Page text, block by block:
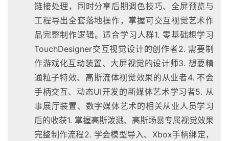
链接处理，同时分享后期调色技巧、全屏预览与
工程导出全套落地操作，掌握可交互视觉艺术作
品完整制作逻辑。适合学习人群1. 零基础想学习
TouchDesigner交互视觉设计的创作者2. 需要制
作游戏化互动装置、大屏视觉的设计师3. 想要精
通粒子特效、高斯流体视觉效果的从业者4. 不会
手柄交互、动态UI开发的新媒体艺术学习者5. 从
事展厅装置、数字媒体艺术的相关从业人员学习
后的收获1. 掌握高斯泼溅、高斯场暴专属视觉效果
完整制作流程2. 学会模型导入、Xbox手柄绑定，